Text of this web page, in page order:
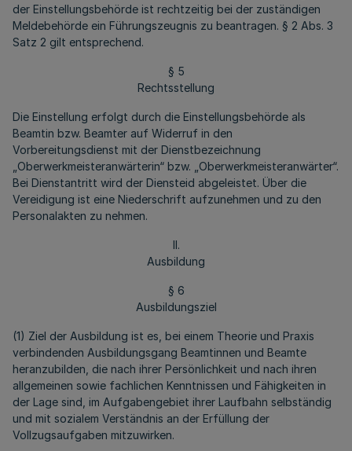
der Einstellungsbehörde ist rechtzeitig bei der zuständigen
Meldebehörde ein Führungszeugnis zu beantragen. § 2 Abs. 3
Satz 2 gilt entsprechend.
§ 5
Rechtsstellung
Die Einstellung erfolgt durch die Einstellungsbehörde als
Beamtin bzw. Beamter auf Widerruf in den
Vorbereitungsdienst mit der Dienstbezeichnung
„Oberwerkmeisteranwärterin“ bzw. „Oberwerkmeisteranwärter“.
Bei Dienstantritt wird der Diensteid abgeleistet. Über die
Vereidigung ist eine Niederschrift aufzunehmen und zu den
Personalakten zu nehmen.
II.
Ausbildung
§ 6
Ausbildungsziel
(1) Ziel der Ausbildung ist es, bei einem Theorie und Praxis
verbindenden Ausbildungsgang Beamtinnen und Beamte
heranzubilden, die nach ihrer Persönlichkeit und nach ihren
allgemeinen sowie fachlichen Kenntnissen und Fähigkeiten in
der Lage sind, im Aufgabengebiet ihrer Laufbahn selbständig
und mit sozialem Verständnis an der Erfüllung der
Vollzugsaufgaben mitzuwirken.